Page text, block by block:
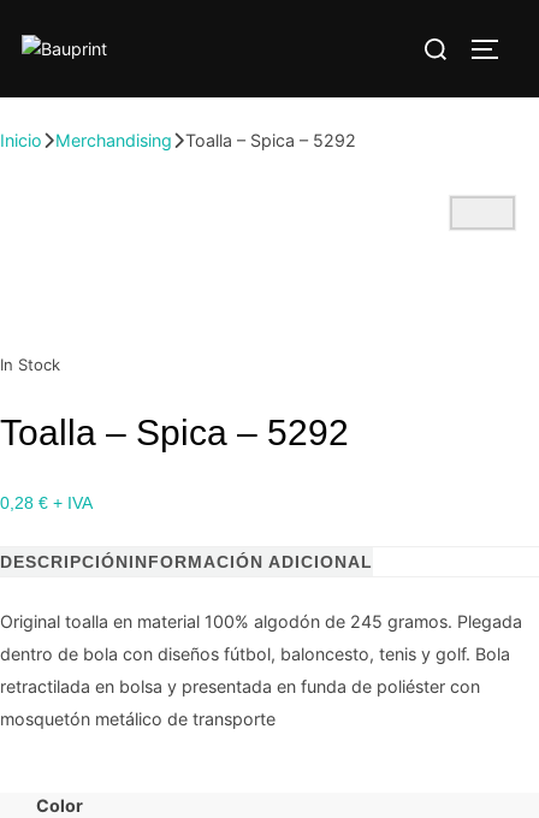
Inicio Merchandising Toalla – Spica – 5292
In Stock
Toalla – Spica – 5292
0,28 € + IVA
DESCRIPCIÓNINFORMACIÓN ADICIONAL
Original toalla en material 100% algodón de 245 gramos. Plegada
dentro de bola con diseños fútbol, baloncesto, tenis y golf. Bola
retractilada en bolsa y presentada en funda de poliéster con
mosquetón metálico de transporte
Color